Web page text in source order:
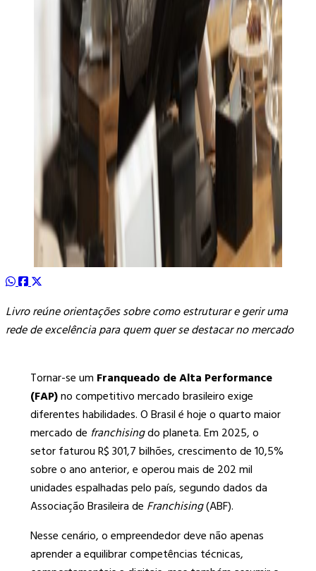
Livro reúne orientações sobre como estruturar e gerir uma
rede de excelência para quem quer se destacar no mercado
Tornar-se um Franqueado de Alta Performance
(FAP)no competitivo mercado brasileiro exige
diferentes habilidades. O Brasil é hoje o quarto maior
mercado de franchisingdo planeta. Em 2025, o
setor faturou R$ 301,7 bilhões, crescimento de 10,5%
sobre o ano anterior, e operou mais de 202 mil
unidades espalhadas pelo país, segundo dados da
Associação Brasileira de Franchising(ABF).
Nesse cenário, o empreendedor deve não apenas
aprender a equilibrar competências técnicas,